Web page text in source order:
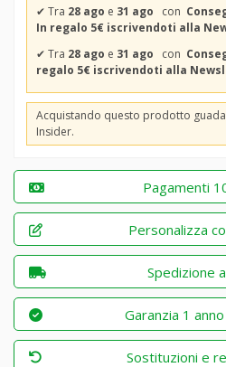
✔ Tra 28 ago e 31 ago con
In regalo 5€ iscrivendoti alla
✔ Tra 28 ago e 31 ago con
regalo 5€ iscrivendoti alla
Acquistando questo prodotto
Insider.
Pagamenti
Personalizza
Spedizione
Garanzia 1
Sostituzioni e